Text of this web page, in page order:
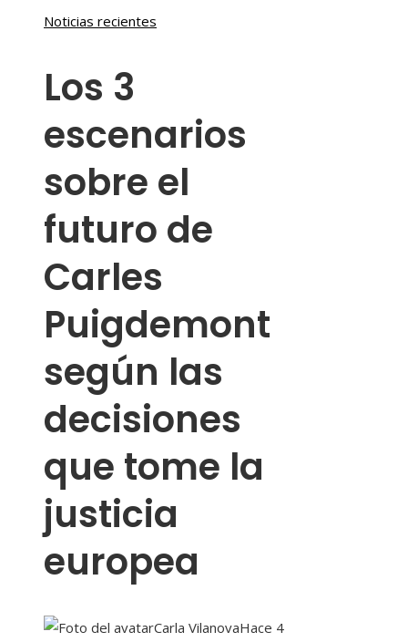
Noticias recientes
Los 3
escenarios
sobre el
futuro de
Carles
Puigdemont
según las
decisiones
que tome la
justicia
europea
Carla VilanovaHace 4